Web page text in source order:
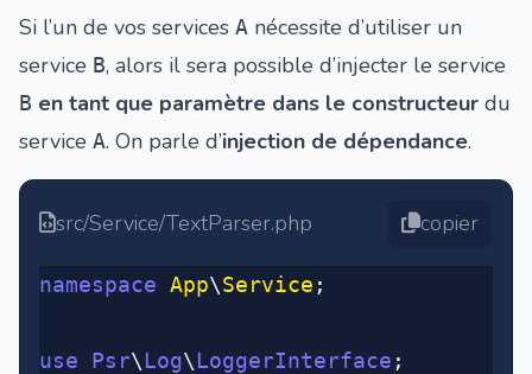
Si l’un de vos services A nécessite d’utiliser un
service B, alors il sera possible d’injecter le service
B en tant que paramètre dans le constructeur du
service A. On parle d’injection de dépendance.
src/Service/TextParser.php copier
namespace App\Service ;
use Psr\ Log\ LoggerInterface ;